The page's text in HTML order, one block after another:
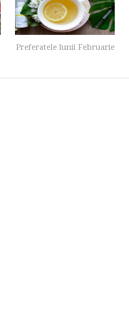
Preferatele lunii Februarie